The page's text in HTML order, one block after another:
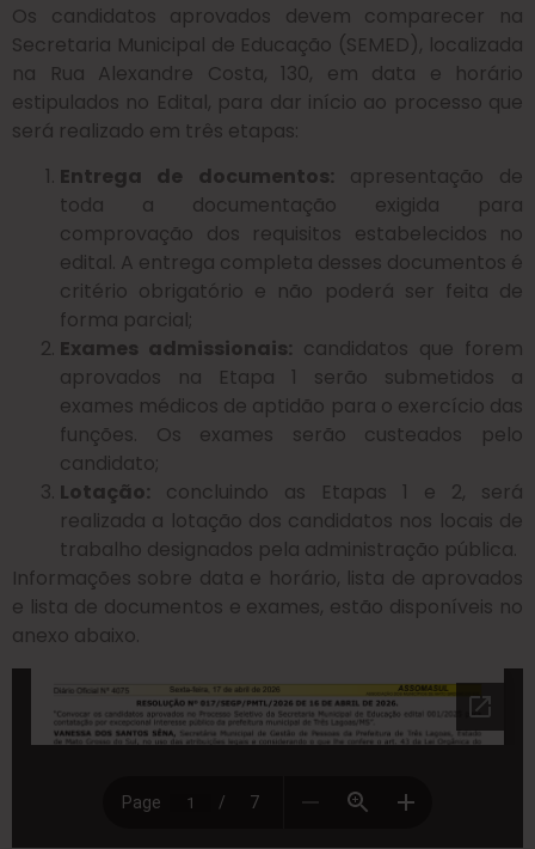
Os candidatos aprovados devem comparecer na
Secretaria Municipal de Educação (SEMED), localizada
na Rua Alexandre Costa, 130, em data e horário
estipulados no Edital, para dar início ao processo que
será realizado em três etapas:
Entrega de documentos: apresentação de
toda a documentação exigida para
comprovação dos requisitos estabelecidos no
edital. A entrega completa desses documentos é
critério obrigatório e não poderá ser feita de
forma parcial;
Exames admissionais: candidatos que forem
aprovados na Etapa 1 serão submetidos a
exames médicos de aptidão para o exercício das
funções. Os exames serão custeados pelo
candidato;
Lotação: concluindo as Etapas 1 e 2, será
realizada a lotação dos candidatos nos locais de
trabalho designados pela administração pública.
Informações sobre data e horário, lista de aprovados
e lista de documentos e exames, estão disponíveis no
anexo abaixo.